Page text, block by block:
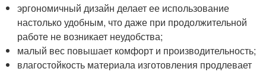
эргономичный дизайн делает ее использование
настолько удобным, что даже при продолжительной
работе не возникает неудобства;
малый вес повышает комфорт и производительность;
влагостойкость материала изготовления продлевает